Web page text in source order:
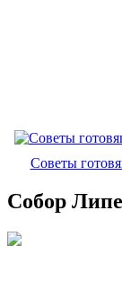
Советы
Собор